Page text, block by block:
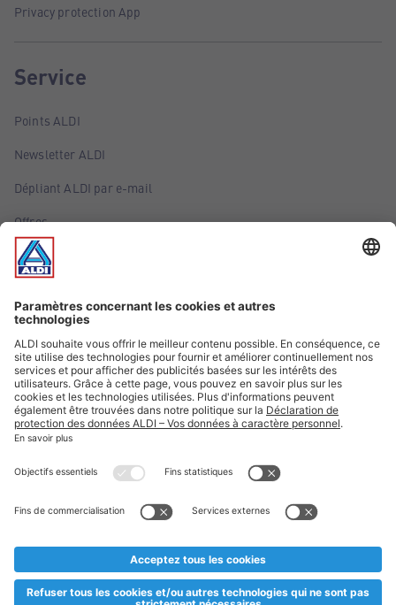
Privacy protection App
Service
Points ALDI
Newsletter ALDI
Dépliant ALDI par e-mail
Offres
Infos essentielles
Suivez ALDI Luxembourg
Textes marqués d'un astérisque et mentions légales
esoulaang bis de Stock eidel ass. Mir soen Iech Merci fir Äert
Planifikatioun ausverkaaft sollte sinn. De VALORLUX-Präis an
** Op dësem Site huet d'Benotze vun der männlecher Form eng
besser Liesbarkeet am Sënn an huet keng diskriminéierend